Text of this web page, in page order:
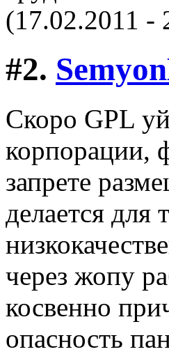
(17.02.2011 -
#2.
Скоро GPL
корпорации,
запрете
делается для
через жопу
косвенно
опасность